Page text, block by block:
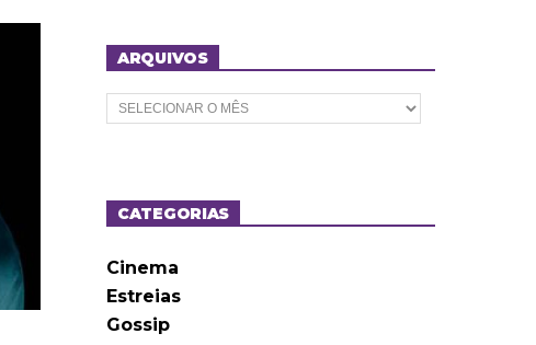
ARQUIVOS
A
r
o
sCATEGORIAS
Cinema
Estreias
Gossip